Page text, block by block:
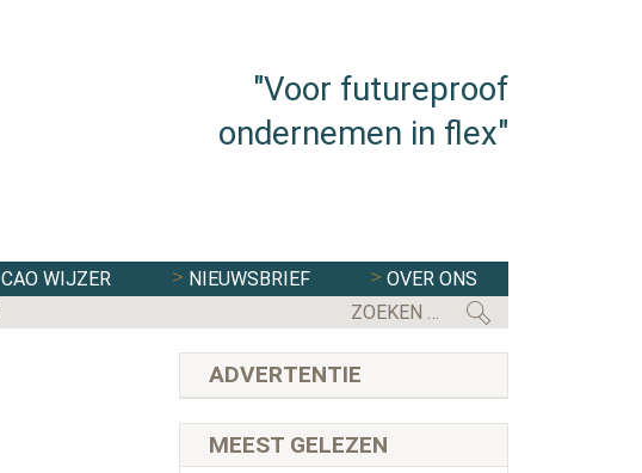
"Voor futureproof
ondernemen in flex"
CAO WIJZER NIEUWSBRIEF
OVER ONS
ADVERTENTIE
MEEST GELEZEN